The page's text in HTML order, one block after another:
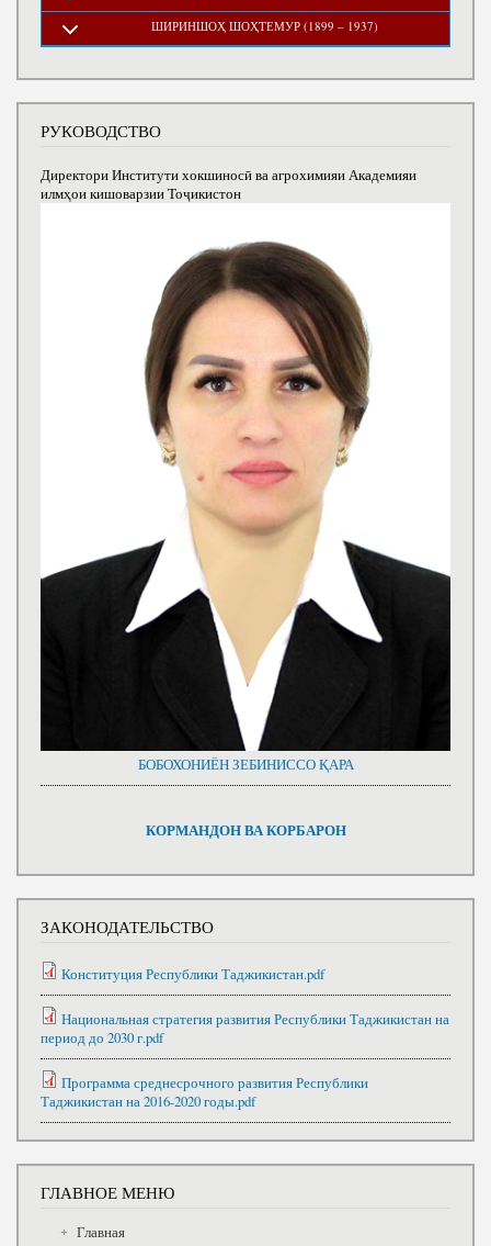
ШИРИНШОҲ ШОҲТЕМУР (1899 – 1937)
РУКОВОДСТВО
Директори Институти хокшиносӣ ва агрохимияи Академияи
илмҳои кишоварзии Тоҷикистон
БОБОХОНИЁН ЗЕБИНИССО ҚАРА
КОРМАНДОН ВА КОРБАРОН
ЗАКОНОДАТЕЛЬСТВО
Конституция Республики Таджикистан.pdf
Национальная стратегия развития Республики Таджикистан на
период до 2030 г.pdf
Программа среднесрочного развития Республики
Таджикистан на 2016-2020 годы.pdf
ГЛАВНОЕ МЕНЮ
Главная